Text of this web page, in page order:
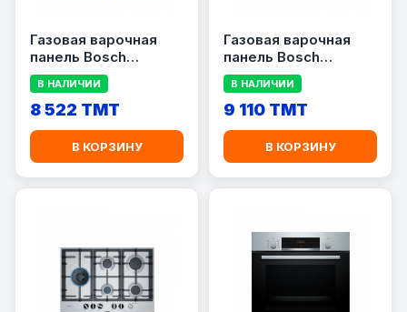
Газовая варочная
панель Bosch
PCI6B1B90R
В НАЛИЧИИ
8 522 TMT
В КОРЗИНУ
Газовая варочная
панель Bosch
PCR9A5B90M
В НАЛИЧИИ
9 110 TMT
В КОРЗИНУ